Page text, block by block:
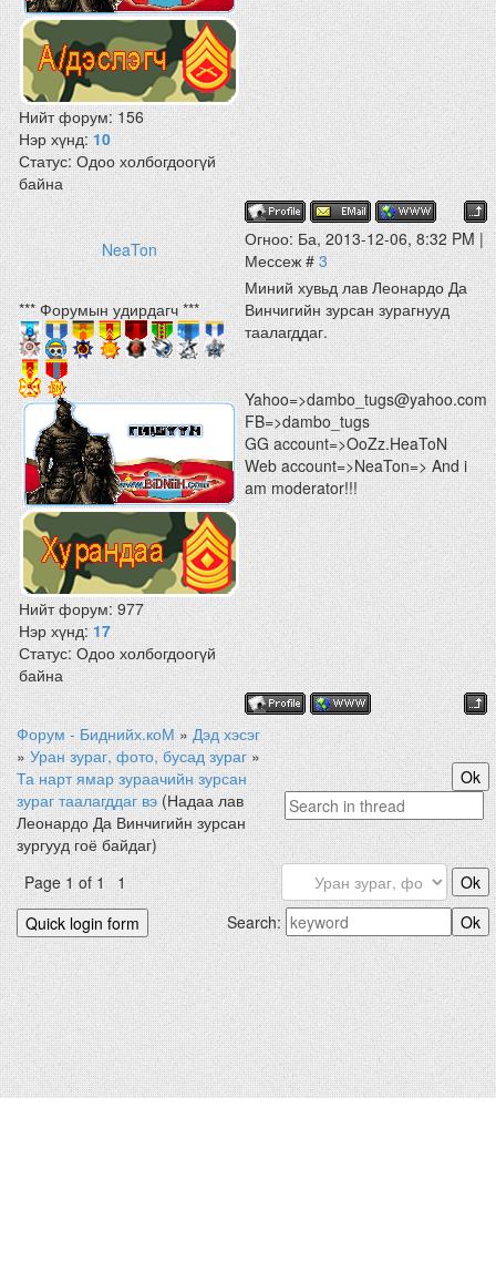
Нийт форум:156
Нэр хүнд:10
Статус:Одоо холбогдоогүй
байна
NeaTon
Огноо: Ба, 2013-12-06, 8:32 PM |
Мессеж #3
*** Форумын удирдагч ***
Нийт форум:977
Нэр хүнд:17
Статус:Одоо холбогдоогүй
байна
Миний хувьд лав Леонардо Да
Винчигийн зурсан зурагнууд
таалагддаг.
Yahoo=>dambo_tugs@yahoo.com
FB=>dambo_tugs
GG account=>OoZz.HeaToN
Web account=>NeaTon=> And i
am moderator!!!
Форум - Биднийх.коМ » Дэд хэсэг
» Уран зураг, фото, бусад зураг »
Та нарт ямар зураачийн зурсан
зураг таалагддаг вэ (Надаа лав
Леонардо Да Винчигийн зурсан
зургууд гоё байдаг)
Page1of1 1
Search: